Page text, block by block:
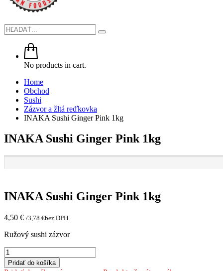
No products in cart.
Home
Obchod
Sushi
Zázvor a žltá reďkovka
INAKA Sushi Ginger Pink 1kg
INAKA Sushi Ginger Pink 1kg
INAKA Sushi Ginger Pink 1kg
4,50 € /3,78 €bez DPH
Ružový sushi zázvor
množstvo
INAKA
Sushi
Pridať do košíka